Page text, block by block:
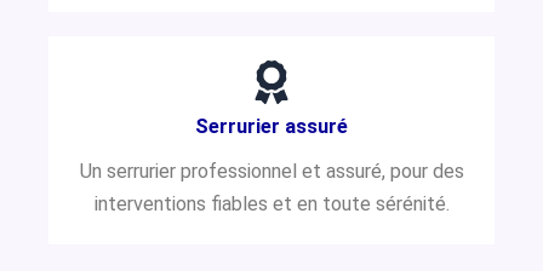
Serrurier assuré
Un serrurier professionnel et assuré, pour des
interventions fiables et en toute sérénité.